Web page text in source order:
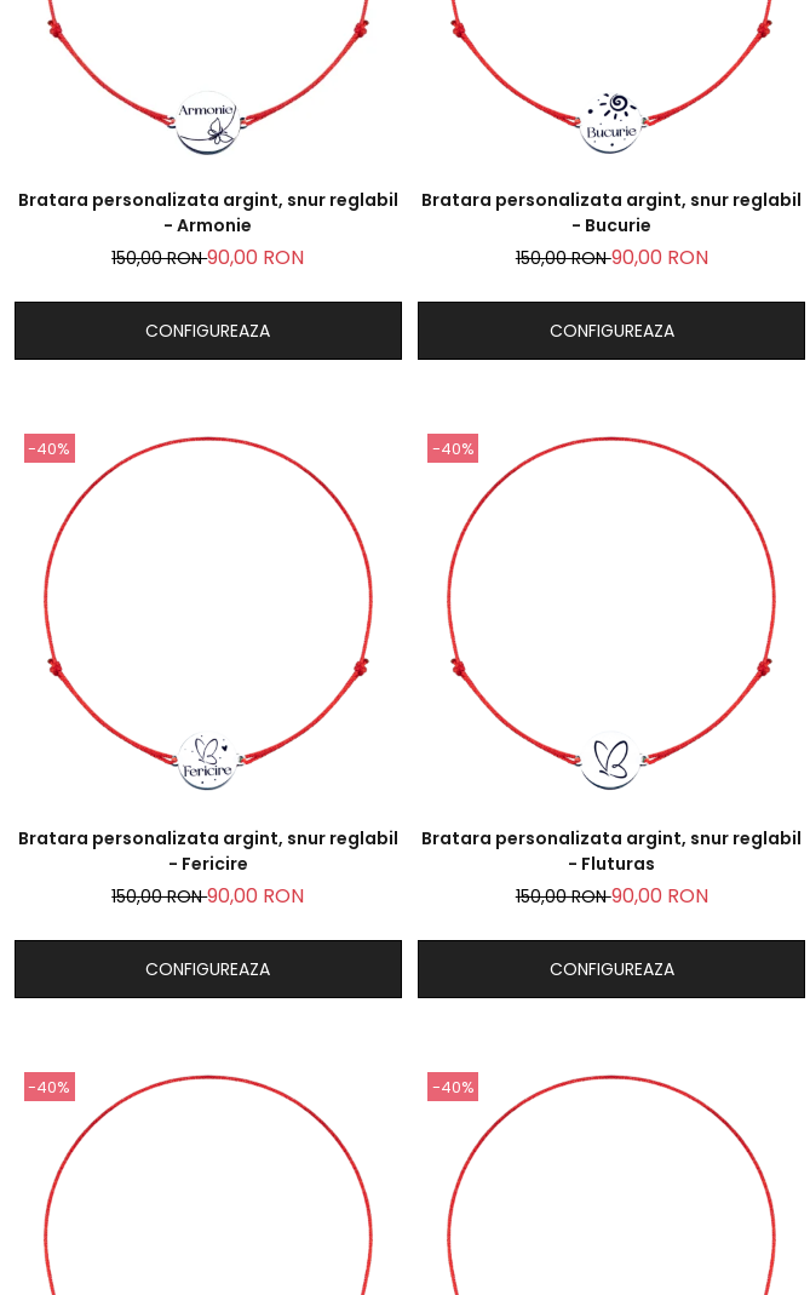
Bratara personalizata argint, snur reglabil
- Armonie
150,00 RON90,00 RON
CONFIGUREAZA
Bratara personalizata argint, snur reglabil
- Bucurie
150,00 RON90,00 RON
CONFIGUREAZA
-40%
Bratara personalizata argint, snur reglabil
- Fericire
150,00 RON90,00 RON
CONFIGUREAZA
-40%
Bratara personalizata argint, snur reglabil
- Fluturas
150,00 RON90,00 RON
CONFIGUREAZA
-40% -40%